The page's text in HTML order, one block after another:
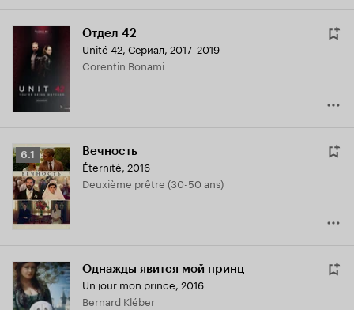
Отдел 42
Unité 42, Сериал, 2017–2019
Corentin Bonami
Рейтинг
Кинопоиска
6.1
6.1 Вечность
Éternité, 2016
Deuxième prêtre (30-50 ans)
Однажды явится мой принц
Un jour mon prince, 2016
Bernard Kléber